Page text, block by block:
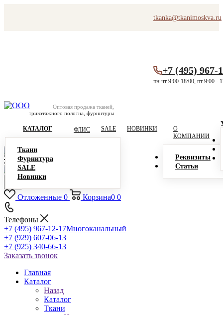
tkanka@tkanimoskva.ru
Оптовая продажа тканей,
трикотажного полотна, фурнитуры
+7 (495) 967-
пн-чт 9:00-18:00, пт 9:00 -
КАТАЛОГ
Ткани
Фурнитура
SALE
Новинки
ФЛИС SALE НОВИНКИ
О
КОМПАНИИ
Реквизиты
Статьи
Отложенные 0 Корзина0 0
Телефоны
+7 (495) 967-12-17Многоканальный
+7 (929) 607-06-13
+7 (925) 340-66-13
Заказать звонок
Главная
Каталог
Назад
Каталог
Ткани